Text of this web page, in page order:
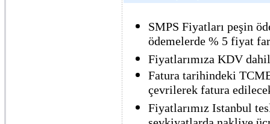
SMPS Fiyatları peşin
ödemelerde % 5 fiyat
Fiyatlarımıza KDV
Fatura tarihindeki
çevrilerek fatura
Fiyatlarımız Istanbul